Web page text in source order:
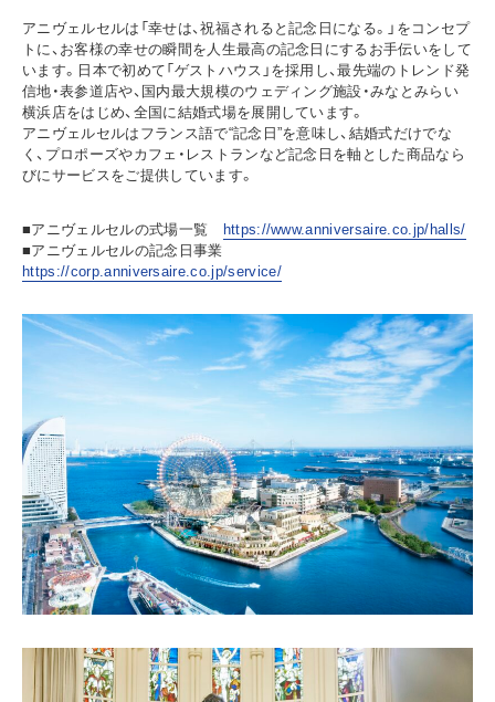
アニヴェルセルは「幸せは、祝福されると記念日になる。」をコンセプ
トに、お客様の幸せの瞬間を人生最高の記念日にするお手伝いをして
います。日本で初めて「ゲストハウス」を採用し、最先端のトレンド発
信地・表参道店や、国内最大規模のウェディング施設・みなとみらい
横浜店をはじめ、全国に結婚式場を展開しています。
アニヴェルセルはフランス語で“記念日”を意味し、結婚式だけでな
く、プロポーズやカフェ・レストランなど記念日を軸とした商品なら
びにサービスをご提供しています。
■アニヴェルセルの式場一覧 https://www.anniversaire.co.jp/halls/
■アニヴェルセルの記念日事業
https://corp.anniversaire.co.jp/service/